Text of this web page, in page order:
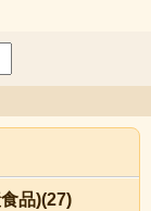
品)(27)